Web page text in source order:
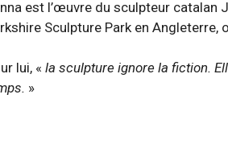
est l’œuvre du sculpteur catalan
Sculpture Park en Angleterre,
lui, « la sculpture ignore la fiction.
»